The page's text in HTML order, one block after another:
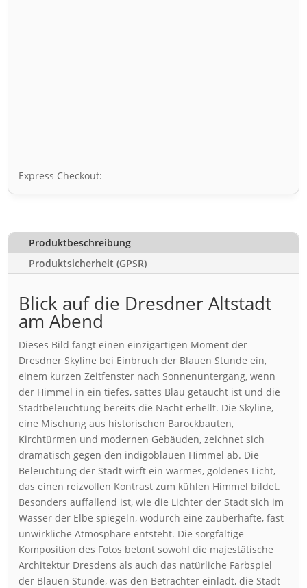
Express Checkout:
Produktbeschreibung
Produktsicherheit (GPSR)
Blick auf die Dresdner Altstadt
am Abend
Dieses Bild fängt einen einzigartigen Moment der
Dresdner Skyline bei Einbruch der Blauen Stunde ein,
einem kurzen Zeitfenster nach Sonnenuntergang, wenn
der Himmel in ein tiefes, sattes Blau getaucht ist und die
Stadtbeleuchtung bereits die Nacht erhellt. Die Skyline,
eine Mischung aus historischen Barockbauten,
Kirchtürmen und modernen Gebäuden, zeichnet sich
dramatisch gegen den indigoblauen Himmel ab. Die
Beleuchtung der Stadt wirft ein warmes, goldenes Licht,
das einen reizvollen Kontrast zum kühlen Himmel bildet.
Besonders auffallend ist, wie die Lichter der Stadt sich im
Wasser der Elbe spiegeln, wodurch eine zauberhafte, fast
unwirkliche Atmosphäre entsteht. Die sorgfältige
Komposition des Fotos betont sowohl die majestätische
Architektur Dresdens als auch das natürliche Farbspiel
der Blauen Stunde, was den Betrachter einlädt, die Stadt